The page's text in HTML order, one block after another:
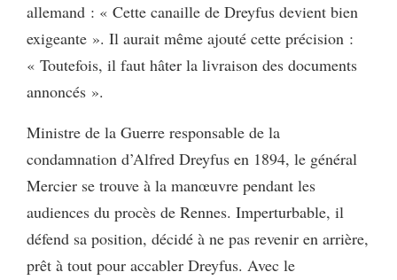
allemand : « Cette canaille de Dreyfus devient bien
exigeante ». Il aurait même ajouté cette précision :
« Toutefois, il faut hâter la livraison des documents
annoncés ».
Ministre de la Guerre responsable de la
condamnation d’Alfred Dreyfus en 1894, le général
Mercier se trouve à la manœuvre pendant les
audiences du procès de Rennes. Imperturbable, il
défend sa position, décidé à ne pas revenir en arrière,
prêt à tout pour accabler Dreyfus. Avec le